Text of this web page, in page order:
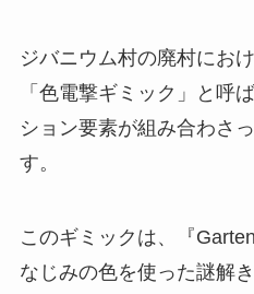
ジバニウム村の廃村にお
「色電撃ギミック」と呼
ション要素が組み合わさ
す。
このギミックは、『
なじみの色を使った謎解